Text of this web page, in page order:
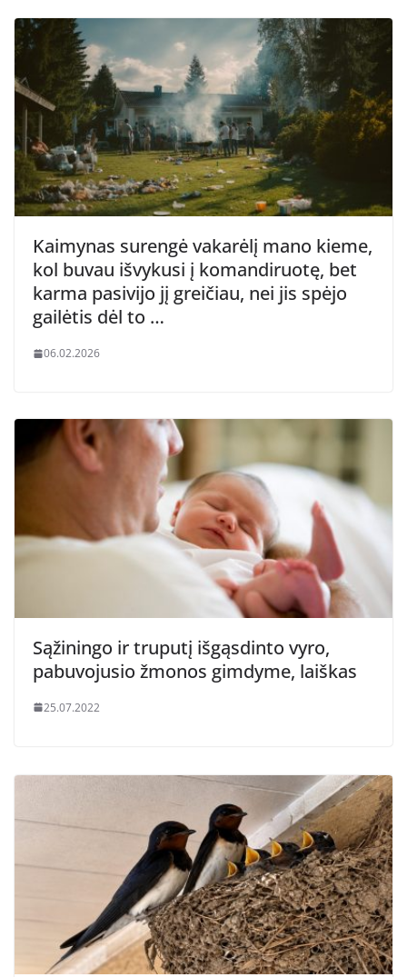
Kaimynas surengė vakarėlį mano kieme,
kol buvau išvykusi į komandiruotę, bet
karma pasivijo jį greičiau, nei jis spėjo
gailėtis dėl to …
06.02.2026
Sąžiningo ir truputį išgąsdinto vyro,
pabuvojusio žmonos gimdyme, laiškas
25.07.2022